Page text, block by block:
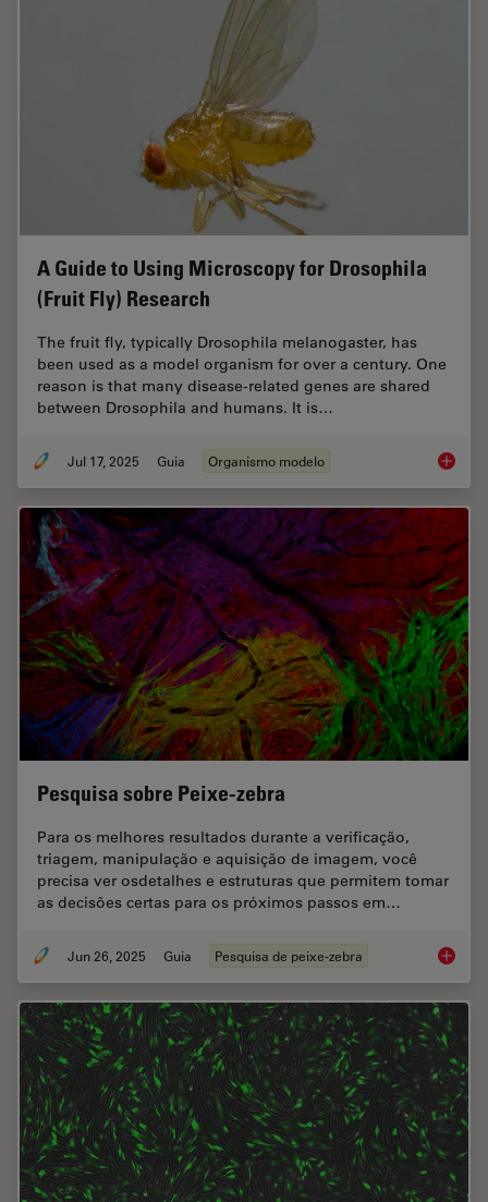
A Guide to Using Microscopy for Drosophila
(Fruit Fly) Research
The fruit fly, typically Drosophila melanogaster, has
been used as a model organism for over a century. One
reason is that many disease-related genes are shared
between Drosophila and humans. It is…
Jul 17, 2025 Guia Organismo modelo A
Pesquisa sobre Peixe-zebra
Para os melhores resultados durante a verificação,
triagem, manipulação e aquisição de imagem, você
precisa ver osdetalhes e estruturas que permitem tomar
as decisões certas para os próximos passos em…
Jun 26, 2025 Guia Pesquisa de peixe-zebra